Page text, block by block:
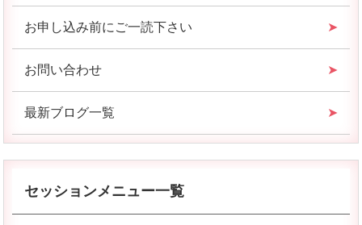
お申し込み前にご一読下さい
お問い合わせ
最新ブログ一覧
セッションメニュー一覧